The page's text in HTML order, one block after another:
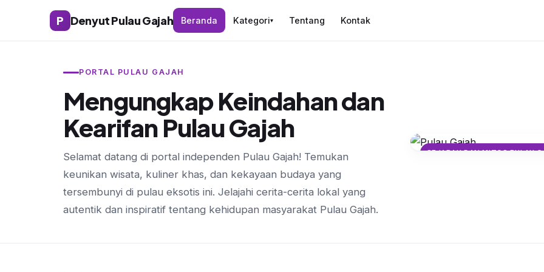
P Denyut Pulau Gajah Beranda Kategori▾ Tentang Kontak
PORTAL PULAU GAJAH
Mengungkap Keindahan dan
Kearifan Pulau Gajah
Selamat datang di portal independen Pulau Gajah! Temukan
keunikan wisata, kuliner khas, dan kekayaan budaya yang
tersembunyi di pulau eksotis ini. Jelajahi cerita-cerita lokal yang
autentik dan inspiratif tentang kehidupan masyarakat Pulau Gajah.
SEJARAH DAN MITOS PULAU